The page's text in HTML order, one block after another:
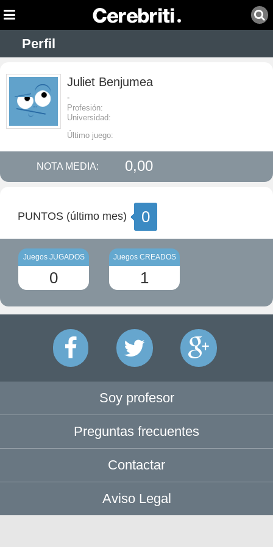
Perfil
Juliet Benjumea
-
Profesión:
Universidad:
Último juego:
NOTA MEDIA: 0,00
PUNTOS (último mes) 0
Juegos JUGADOS
0
Juegos CREADOS
1
Soy profesor
Preguntas frecuentes
Contactar
Aviso Legal